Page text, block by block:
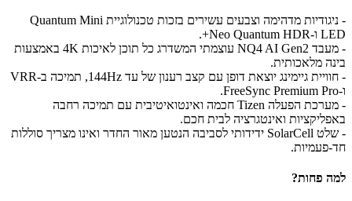
- ניגודיות מדהימה וצבעים עשירים בזכות טכנולוגיית Quantum Mini
LED ו-Neo Quantum HDR+.
- מעבד NQ4 AI Gen2 עוצמתי המשדרג כל תוכן לאיכות 4K באמצעות
בינה מלאכותית.
- חוויית גיימינג יוצאת דופן עם קצב רענון של עד 144Hz, תמיכה ב-VRR
ו-FreeSync Premium Pro.
- מערכת הפעלה Tizen חכמה ואינטואיטיבית עם תמיכה רחבה
באפליקציות ואינטגרציה לבית חכם.
- שלט SolarCell ידידותי לסביבה הנטען מאור החדר ואינו מצריך סוללות
חד-פעמיות.
למה פחות?